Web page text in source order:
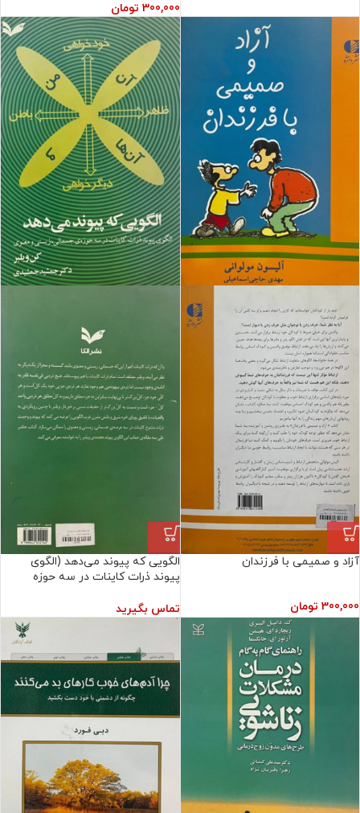
300,000 تومان
آزاد و صمیمی با فرزندان
300,000 تومان
الگویی که پیوند می‌دهد (الگوی
پیوند ذرات کاینات در سه حوزه‌
تماس بگیرید